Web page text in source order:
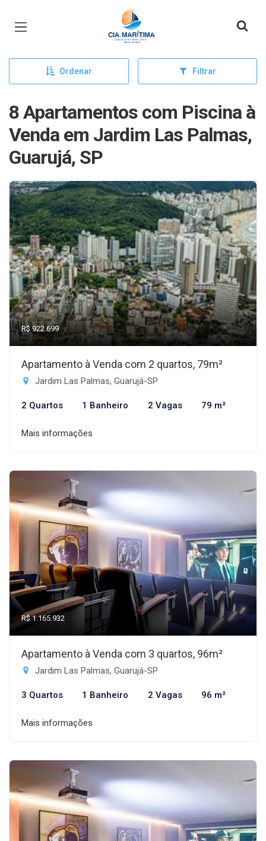
Página inicial
Ordenar Filtrar
8 Apartamentos com Piscina à
Venda em Jardim Las Palmas,
Guarujá, SP
R$ 922.699
Apartamento à Venda com 2 quartos, 79m²
Jardim Las Palmas, Guarujá-SP
2 Quartos 1 Banheiro 2 Vagas 79 m²
Mais informações
R$ 1.165.932
Apartamento à Venda com 3 quartos, 96m²
Jardim Las Palmas, Guarujá-SP
3 Quartos 1 Banheiro 2 Vagas 96 m²
Mais informações